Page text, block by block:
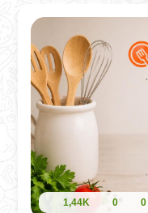
1,44K 0 0